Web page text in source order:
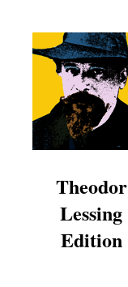
Theodor
Lessing
Edition